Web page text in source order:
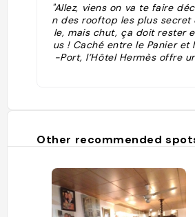
"Allez, viens on va te faire
n des rooftop les plus secret
le, mais chut, ça doit rester
us ! Caché entre le Panier et
-Port, l’Hôtel Hermès offre
00% détente !"
Other recommended